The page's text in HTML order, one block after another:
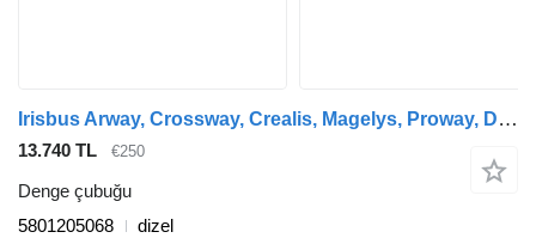
Irisbus Arway, Crossway, Crealis, Magelys, Proway, Daily Tourys (2006-) otobüs için Irisbus kavşak (01.06-) 5801205068 denge çubuğu
13.740 TL €250
Denge çubuğu
5801205068
dizel